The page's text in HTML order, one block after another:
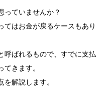
っていませんか？
てはお金が戻るケースもあり
呼ばれるもので、すでに支払
きます。
解説します。